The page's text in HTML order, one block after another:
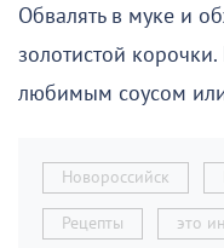
Обвалять в муке и
золотистой
любимым соусом
Новороссийск
Рецепты это